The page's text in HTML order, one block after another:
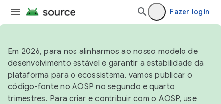
Fazer login
Em 2026, para nos alinharmos ao nosso modelo de
desenvolvimento estável e garantir a estabilidade da
plataforma para o ecossistema, vamos publicar o
código-fonte no AOSP no segundo e quarto
trimestres. Para criar e contribuir com o AOSP, use